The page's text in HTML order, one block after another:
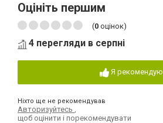
Оцініть першим
(0 оцінок)
4 перегляди в серпні
Я рекомендую
Ніхто ще не рекомендував
Авторизуйтесь
щоб оцінити і порекомендувати